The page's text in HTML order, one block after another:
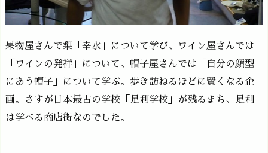
果物屋さんで梨「幸水」について学び、ワイン屋さんでは
「ワインの発祥」について、帽子屋さんでは「自分の顔型
にあう帽子」について学ぶ。歩き訪ねるほどに賢くなる企
画。さすが日本最古の学校「足利学校」が残るまち、足利
は学べる商店街なのでした。